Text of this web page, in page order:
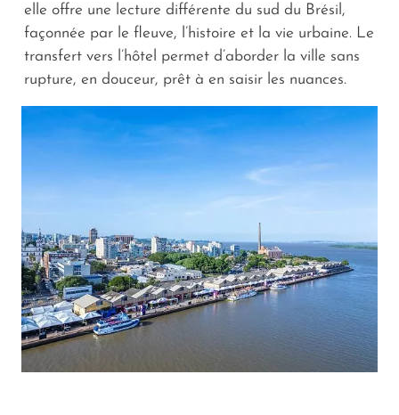
elle offre une lecture différente du sud du Brésil,
façonnée par le fleuve, l’histoire et la vie urbaine. Le
transfert vers l’hôtel permet d’aborder la ville sans
rupture, en douceur, prêt à en saisir les nuances.